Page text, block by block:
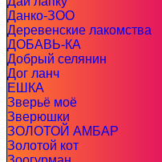
Данко-ЗОО
Деревенские лакомства
ДОБАВЬ-КА
Добрый селянин
Дог ланч
ЕШКА
Зверьё моё
Зверюшки
ЗОЛОТОЙ АМБАР
Золотой кот